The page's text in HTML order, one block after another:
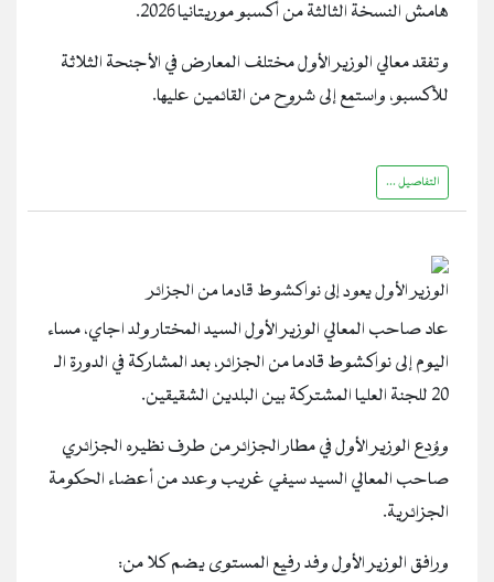
هامش النسخة الثالثة من أكسبو موريتانيا 2026.
وتفقد معالي الوزير الأول مختلف المعارض في الأجنحة الثلاثة
للأكسبو، واستمع إلى شروح من القائمين عليها.
التفاصيل ...
الوزير الأول يعود إلى نواكشوط قادما من الجزائر
عاد صاحب المعالي الوزير الأول السيد المختار ولد اجاي، مساء
اليوم إلى نواكشوط قادما من الجزائر، بعد المشاركة في الدورة الـ
20 للجنة العليا المشتركة بين البلدين الشقيقين.
ووُدع الوزير الأول في مطار الجزائر من طرف نظيره الجزائري
صاحب المعالي السيد سيفي غريب وعدد من أعضاء الحكومة
الجزائرية.
ورافق الوزير الأول وفد رفيع المستوى يضم كلا من: